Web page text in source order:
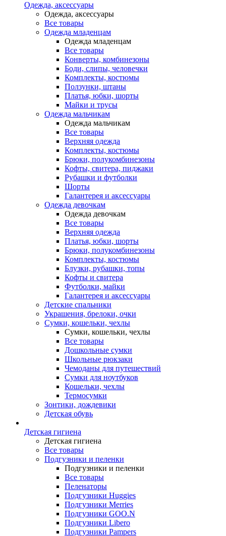
Одежда, аксессуары
Одежда, аксессуары
Все товары
Одежда младенцам
Одежда младенцам
Все товары
Конверты, комбинезоны
Боди, слипы, человечки
Комплекты, костюмы
Ползунки, штаны
Платья, юбки, шорты
Майки и трусы
Одежда мальчикам
Одежда мальчикам
Все товары
Верхняя одежда
Комплекты, костюмы
Брюки, полукомбинезоны
Кофты, свитера, пиджаки
Рубашки и футболки
Шорты
Галантерея и аксессуары
Одежда девочкам
Одежда девочкам
Все товары
Верхняя одежда
Платья, юбки, шорты
Брюки, полукомбинезоны
Комплекты, костюмы
Блузки, рубашки, топы
Кофты и свитера
Футболки, майки
Галантерея и аксессуары
Детские спальники
Украшения, брелоки, очки
Сумки, кошельки, чехлы
Сумки, кошельки, чехлы
Все товары
Дошкольные сумки
Школьные рюкзаки
Чемоданы для путешествий
Сумки для ноутбуков
Кошельки, чехлы
Термосумки
Зонтики, дождевики
Детская обувь
Детская гигиена
Детская гигиена
Все товары
Подгузники и пеленки
Подгузники и пеленки
Все товары
Пеленаторы
Подгузники Huggies
Подгузники Merries
Подгузники GOO.N
Подгузники Libero
Подгузники Pampers